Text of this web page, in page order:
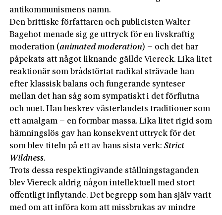
antikommunismens namn.
Den brittiske författaren och publicisten Walter
Bagehot menade sig ge uttryck för en livskraftig
moderation (animated moderation) – och det har
påpekats att något liknande gällde Viereck. Lika litet
reaktionär som brådstörtat radikal strävade han
efter klassisk balans och fungerande synteser
mellan det han såg som sympatiskt i det förflutna
och nuet. Han beskrev västerlandets traditioner som
ett amalgam – en formbar massa. Lika litet rigid som
hämningslös gav han konsekvent uttryck för det
som blev titeln på ett av hans sista verk:Strict
Wildness.
Trots dessa respektingivande ställningstaganden
blev Viereck aldrig någon intellektuell med stort
offentligt inflytande. Det begrepp som han själv varit
med om att införa kom att missbrukas av mindre